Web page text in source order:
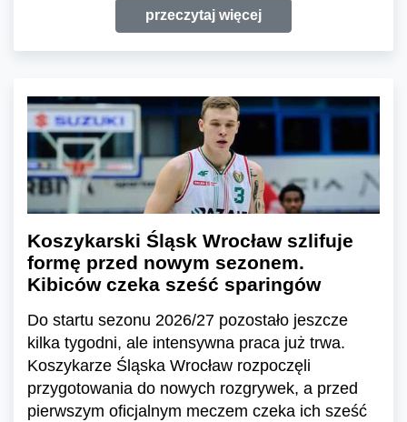
przeczytaj więcej
Koszykarski Śląsk Wrocław szlifuje
formę przed nowym sezonem.
Kibiców czeka sześć sparingów
Do startu sezonu 2026/27 pozostało jeszcze
kilka tygodni, ale intensywna praca już trwa.
Koszykarze Śląska Wrocław rozpoczęli
przygotowania do nowych rozgrywek, a przed
pierwszym oficjalnym meczem czeka ich sześć